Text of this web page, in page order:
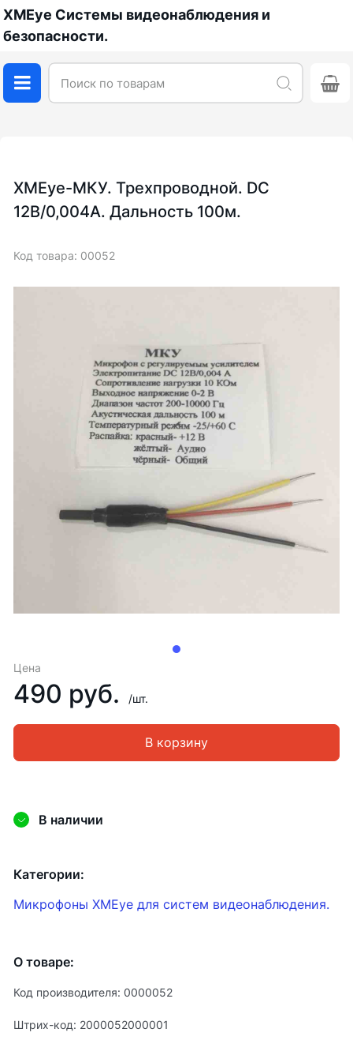
XMEye Системы видеонаблюдения и
безопасности.
Цена
490 руб. /шт.
В корзину
XMEye-МКУ. Трехпроводной. DC
12В/0,004А. Дальность 100м.
Код товара: 00052
Категории:
Микрофоны XMEye для систем видеонаблюдения.
О товаре:
Код производителя: 0000052
Штрих-код: 2000052000001
В наличии